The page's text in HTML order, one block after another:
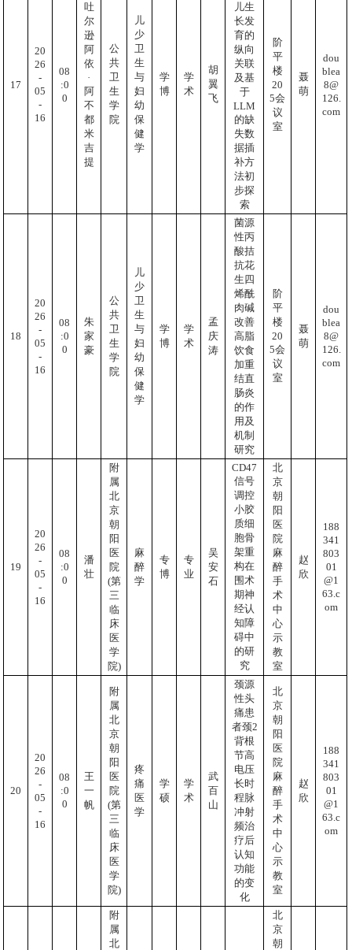
17
20
26
-
05
-
16
08
:0
0
吐
尔
逊
阿
依
·
阿
不
都
米
吉
提
公
共
卫
生
学
院
儿
少
卫
生
与
妇
幼
保
健
学
学
博
学
术
胡
翼
飞
儿生
长发
育的
纵向
关联
及基
于
LLM
的缺
失数
据插
补方
法初
步探
索
阶
平
楼
20
5会
议
室
聂
萌
dou
blea
8@
126.
com
18
20
26
-
05
-
16
08
:0
0
朱
家
豪
公
共
卫
生
学
院
儿
少
卫
生
与
妇
幼
保
健
学
学
博
学
术
孟
庆
涛
菌源
性丙
酸拮
抗花
生四
烯酰
肉碱
改善
高脂
饮食
加重
结直
肠炎
的作
用及
机制
研究
阶
平
楼
20
5会
议
室
聂
萌
dou
blea
8@
126.
com
19
20
26
-
05
-
16
08
:0
0
潘
壮
附
属
北
京
朝
阳
医
院
(第
三
临
床
医
学
院)
麻
醉
学
专
博
专
业
吴
安
石
CD47
信号
调控
小胶
质细
胞骨
架重
构在
围术
期神
经认
知障
碍中
的研
究
北
京
朝
阳
医
院
麻
醉
手
术
中
心
示
教
室
赵
欣
188
341
803
01
@1
63.c
om
20
20
26
-
05
-
16
08
:0
0
王
一
帆
附
属
北
京
朝
阳
医
院
(第
三
临
床
医
学
院)
疼
痛
医
学
学
硕
学
术
武
百
山
颈源
性头
痛患
者颈2
背根
节高
电压
长时
程脉
冲射
频治
疗后
认知
功能
的变
化
北
京
朝
阳
医
院
麻
醉
手
术
中
心
示
教
室
赵
欣
188
341
803
01
@1
63.c
om
附
属
北
北
京
朝